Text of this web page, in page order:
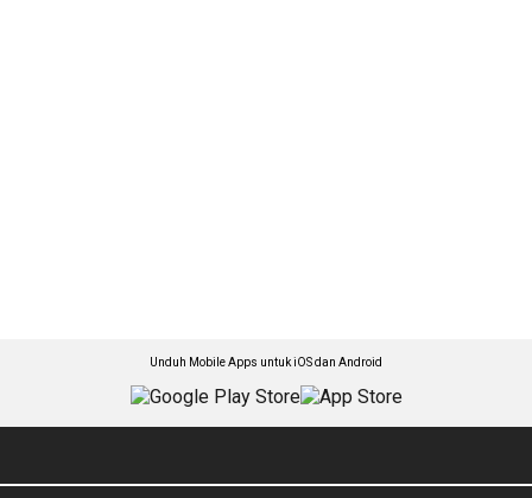
Unduh Mobile Apps untuk iOS dan Android